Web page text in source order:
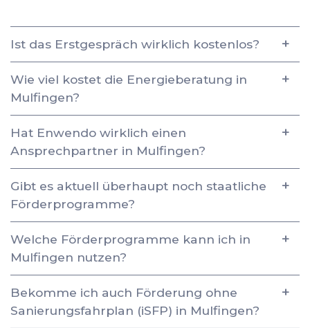
Ist das Erstgespräch wirklich kostenlos?
Wie viel kostet die Energieberatung in
Mulfingen?
Hat Enwendo wirklich einen
Ansprechpartner in Mulfingen?
Gibt es aktuell überhaupt noch staatliche
Förderprogramme?
Welche Förderprogramme kann ich in
Mulfingen nutzen?
Bekomme ich auch Förderung ohne
Sanierungsfahrplan (iSFP) in Mulfingen?